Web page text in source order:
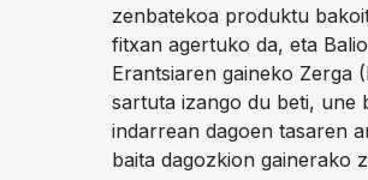
zenbatekoa produktu
fitxan agertuko da, eta Balio
Erantsiaren gaineko Zerga
sartuta izango du beti, une
indarrean dagoen tasaren
baita dagozkion gainerako